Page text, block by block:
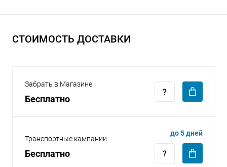
СТОИМОСТЬ ДОСТАВКИ
Забрать в Магазине
Бесплатно
Транспортные кампании
Бесплатно
до 5 дней